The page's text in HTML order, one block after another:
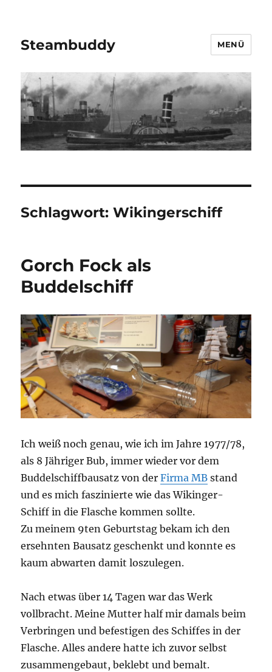
Steambuddy MENÜ
Schlagwort:Wikingerschiff
Gorch Fock als
Buddelschiff
Ich weiß noch genau, wie ich im Jahre 1977/78,
als 8 Jähriger Bub, immer wieder vor dem
Buddelschiffbausatz von derFirma MB stand
und es mich faszinierte wie das Wikinger-
Schiff in die Flasche kommen sollte.
Zu meinem 9ten Geburtstag bekam ich den
ersehnten Bausatz geschenkt und konnte es
kaum abwarten damit loszulegen.
Nach etwas über 14 Tagen war das Werk
vollbracht. Meine Mutter half mir damals beim
Verbringen und befestigen des Schiffes in der
Flasche. Alles andere hatte ich zuvor selbst
zusammengebaut, beklebt und bemalt.